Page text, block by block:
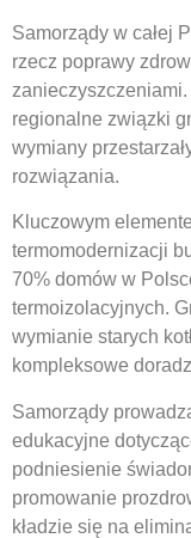
Samorządy w całej
rzecz poprawy
regionalne związki
wymiany
rozwiązania.
Kluczowym
termomodernizacji
70% domów w
termoizolacyjnych.
wymianie starych
kompleksowe
Samorządy
edukacyjne
podniesienie
promowanie
kładzie się na